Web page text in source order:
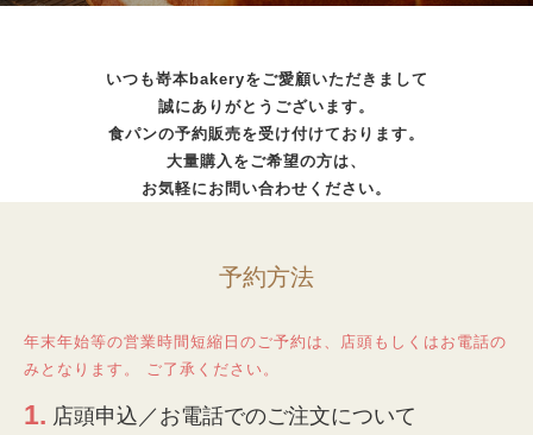
いつも嵜本bakeryをご愛顧いただきまして
誠にありがとうございます。
食パンの予約販売を受け付けております。
大量購入をご希望の方は、
お気軽にお問い合わせください。
予約方法
年末年始等の営業時間短縮日のご予約は、店頭もしくはお電話の
みとなります。 ご了承ください。
1. 店頭申込／お電話でのご注文について